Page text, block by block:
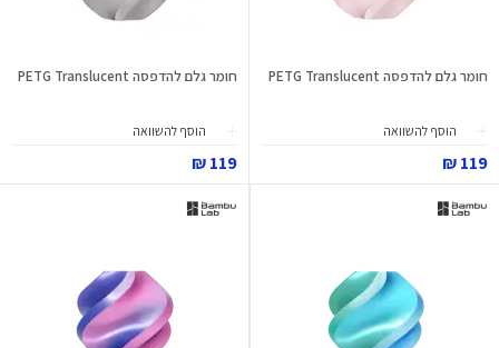
חומר גלם להדפסה PETG Translucent
הוסף להשוואה
119 ₪
חומר גלם להדפסה PETG Translucent
הוסף להשוואה
119 ₪